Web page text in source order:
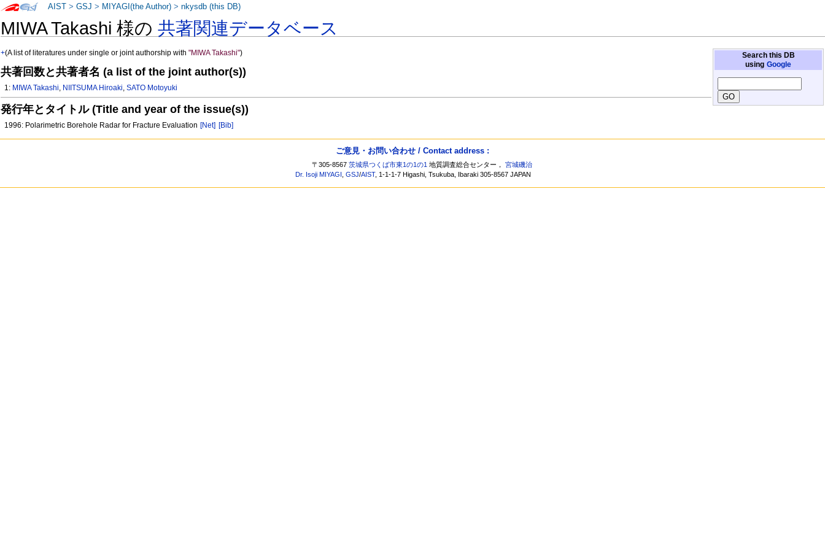
MIWA Takashi 様の共著関連データベース
Search this DB
using Google
+(A list of literatures under single or joint authorship with"MIWA Takashi")
共著回数と共著者名 (a list of the joint author(s))
1: MIWA Takashi, NIITSUMA Hiroaki,SATO Motoyuki
発行年とタイトル (Title and year of the issue(s))
1996: Polarimetric Borehole Radar for Fracture Evaluation [Net] [Bib]
AIST >GSJ > MIYAGI(the Author) >nkysdb (this DB)
ご意見・お問い合わせ / Contact address :
〒305-8567茨城県つくば市東1の1の1 地質調査総合センター，宮城磯治
Dr. Isoji MIYAGI ,GSJ/AIST, 1-1-1-7 Higashi, Tsukuba, Ibaraki 305-8567 JAPAN